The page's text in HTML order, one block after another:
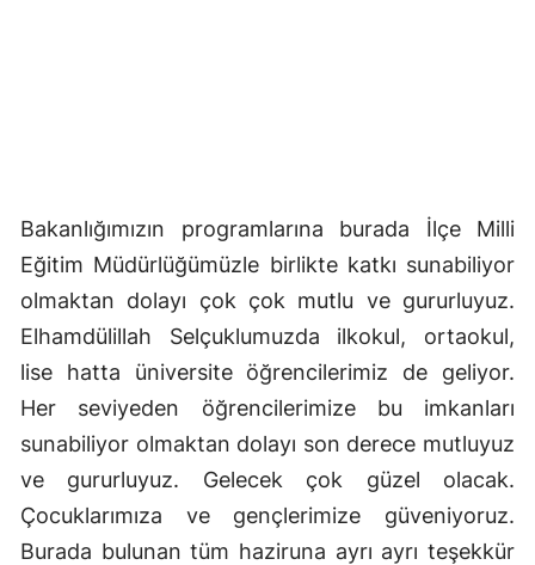
Karaman
Batman
Şırnak
Bartın
Ardahan
Iğdır
Bakanlığımızın programlarına burada İlçe Milli
Eğitim Müdürlüğümüzle birlikte katkı sunabiliyor
olmaktan dolayı çok çok mutlu ve gururluyuz.
Elhamdülillah Selçuklumuzda ilkokul, ortaokul,
lise hatta üniversite öğrencilerimiz de geliyor.
Her seviyeden öğrencilerimize bu imkanları
sunabiliyor olmaktan dolayı son derece mutluyuz
ve gururluyuz. Gelecek çok güzel olacak.
Çocuklarımıza ve gençlerimize güveniyoruz.
Burada bulunan tüm haziruna ayrı ayrı teşekkür